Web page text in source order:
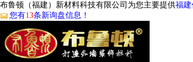
布鲁顿（福建）新材料科技有限公司为您主要提供福建
您有13条新询盘信息！